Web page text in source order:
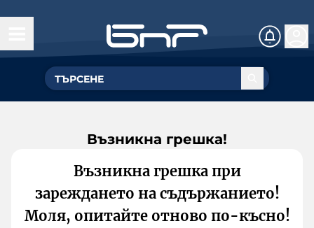
Възникна грешка!
Възникна грешка при
зареждането на съдържанието!
Моля, опитайте отново по-късно!